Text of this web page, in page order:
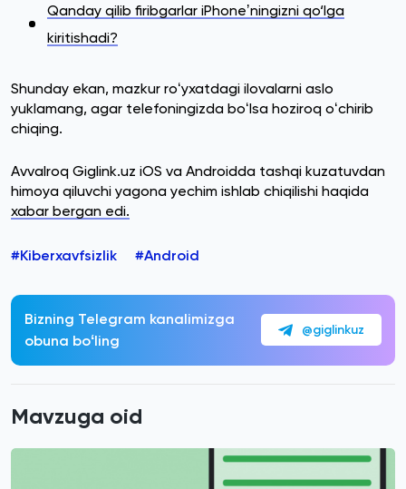
Qanday qilib firibgarlar iPhoneʼningizni qo‘lga
kiritishadi?
Shunday ekan, mazkur roʻyxatdagi ilovalarni aslo
yuklamang, agar telefoningizda boʻlsa hoziroq oʻchirib
chiqing.
Avvalroq Giglink.uz iOS va Androidda tashqi kuzatuvdan
himoya qiluvchi yagona yechim ishlab chiqilishi haqida
xabar bergan edi.
#Kiberxavfsizlik #Android
Bizning Telegram kanalimizga
obuna boʻling
@giglinkuz
Mavzuga oid